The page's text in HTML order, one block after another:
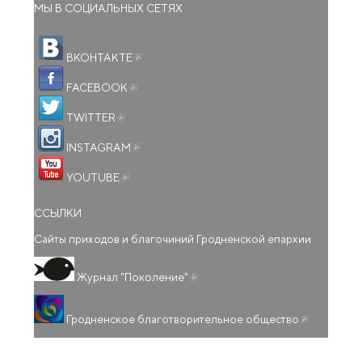
МЫ В СОЦИАЛЬНЫХ СЕТЯХ
ВКОНТАКТЕ
FACEBOOK
TWITTER
INSTAGRAM
YOUTUBE
ССЫЛКИ
Сайты приходов и благочиний Гродненской епархии
Журнал "Поколение"
Гродненское благотворительное общество ссылка)